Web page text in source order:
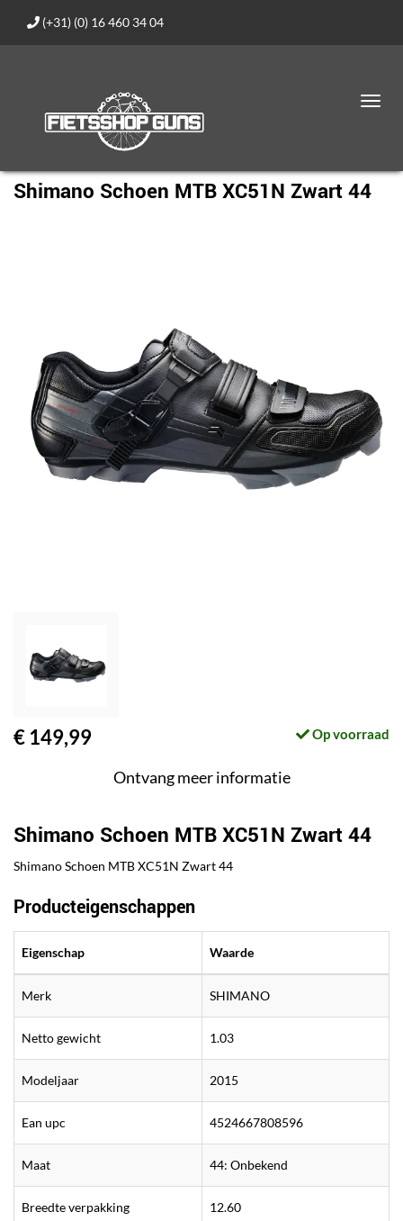
(+31) (0) 16 460 34 04
Shimano Schoen MTB XC51N Zwart 44
€ 149,99 Op voorraad
Ontvang meer informatie
Shimano Schoen MTB XC51N Zwart 44
Shimano Schoen MTB XC51N Zwart 44
Producteigenschappen
Eigenschap Waarde
Merk SHIMANO
Netto gewicht 1.03
Modeljaar 2015
Ean upc 4524667808596
Maat 44: Onbekend
Breedte verpakking 12.60